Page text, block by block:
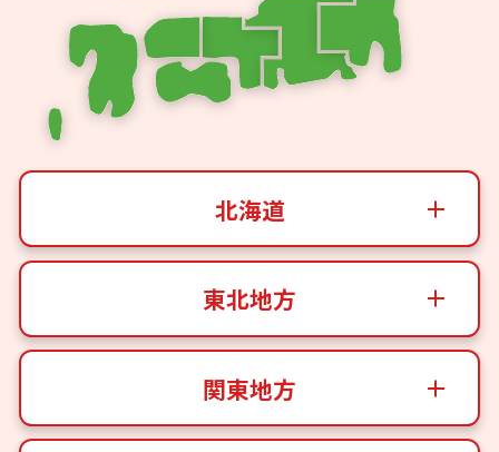
北海道
東北地方
関東地方